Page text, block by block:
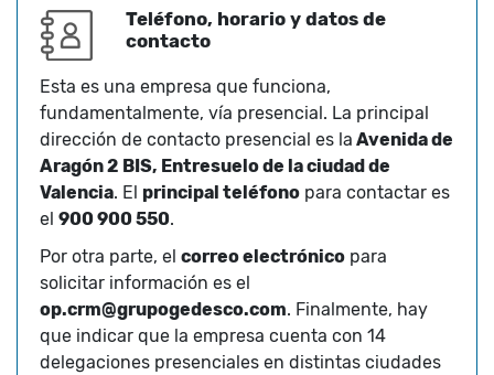
Teléfono, horario y datos de
contacto
Esta es una empresa que funciona,
fundamentalmente, vía presencial. La principal
dirección de contacto presencial es la Avenida de
Aragón 2 BIS, Entresuelo de la ciudad de
Valencia. El principal teléfono para contactar es
el 900 900 550.
Por otra parte, el correo electrónico para
solicitar información es el
op.crm@grupogedesco.com. Finalmente, hay
que indicar que la empresa cuenta con 14
delegaciones presenciales en distintas ciudades